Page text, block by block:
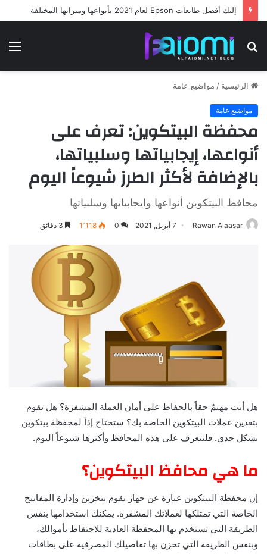
إليك أفضل طابعات Epson لعام 2021 بأنواعها وميزاتها المختلفة
الرئيسية / مواضيع عامة
مواضيع عامة
محفظة البيتكوين: تعرف على
أنواعها، إيجابياتها وسلبياتها،
بالإضافة لأكثر الطرز شيوعاً اليوم
محافظ البيتكوين أنواعها وايجابياتها وسلبياتها
Rawan Alaasar 7 أبريل, 2021 0 1٬118
هل أنت مهتمٌ حقاً بالحفاظ على أمان العملة المشفرة؟ هل تقوم
بتعدين عملات البيتكوين الخاصة بك؟ ستحتاج إذاً لمحفظة بيتكوين
بشكل جدي. فلنتعرف على هذه المحافظ وأكثرها شيوعاً اليوم.
ما هي محافظ البيتكوين؟
إن محفظة البيتكوين عبارة عن جهاز يقوم بتخزين وإدارة المفاتيح
الخاصة التي تمتلكها لعملاتك المشفرة. يمكنك استخدامها بنفس
الطريقة التي تستخدم بها المحفظة العادية للاحتفاظ بأموالك،
وبنفس الطريقة التي تخزن بها تفاصيلك المصرفية على بطاقات